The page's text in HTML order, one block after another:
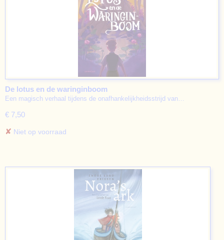
De lotus en de waringinboom
Een magisch verhaal tijdens de onafhankelijkheidsstrijd van…
€ 7,50
✘ Niet op voorraad